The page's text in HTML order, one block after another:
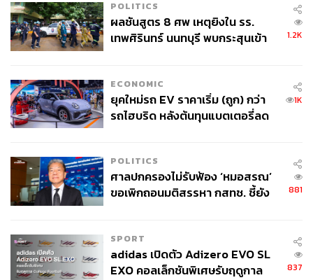
POLITICS
ผลชันสูตร 8 ศพ เหตุยิงใน รร.
เทพศิรินทร์ นนทบุรี พบกระสุนเข้า
1.2K
ECONOMIC
ยุคใหม่รถ EV ราคาเริ่ม (ถูก) กว่า
รถไฮบริด หลังต้นทุนแบตเตอรี่ลด
1K
POLITICS
ศาลปกครองไม่รับฟ้อง ‘หมอสรณ’
ขอเพิกถอนมติสรรหา กสทช. ชี้ยัง
881
SPORT
adidas เปิดตัว Adizero EVO SL
EXO คอลเล็กชันพิเศษรับฤดูกาล
837